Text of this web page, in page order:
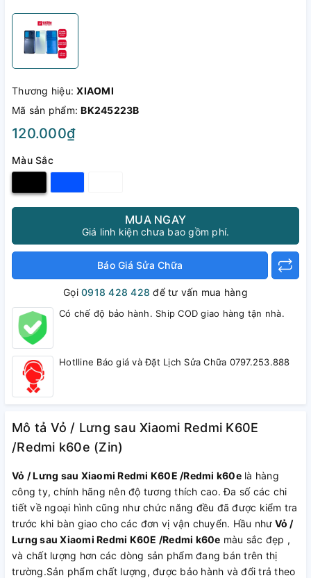
Thương hiệu:XIAOMI
Mã sản phẩm:BK245223B
120.000₫
Màu Sắc
MUA NGAY
Giá linh kiện chưa bao gồm phí.
Báo Giá Sửa Chữa
Gọi0918 428 428 để tư vấn mua hàng
Có chế độ bảo hành. Ship COD giao hàng tận nhà.
Hotlline Báo giá và Đặt Lịch Sửa Chữa 0797.253.888
Mô tả Vỏ / Lưng sau Xiaomi Redmi K60E
/Redmi k60e (Zin)
Vỏ / Lưng sau Xiaomi Redmi K60E /Redmi k60elà hàng
công ty, chính hãng nên độ tương thích cao. Đa số các chi
tiết về ngoại hình cũng như chức năng đều đã được kiểm tra
trước khi bàn giao cho các đơn vị vận chuyển. Hầu như Vỏ /
Lưng sau Xiaomi Redmi K60E /Redmi k60e màu sắc đẹp ,
và chất lượng hơn các dòng sản phẩm đang bán trên thị
trường.Sản phẩm chất lượng, được bảo hành và đổi trả theo